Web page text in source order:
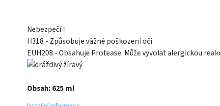
Nebezpečí !
H318 - Způsobuje vážné poškození očí
EUH208 - Obsahuje Protease. Může vyvolat alergickou
Obsah: 625 ml